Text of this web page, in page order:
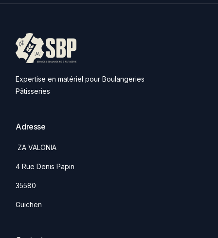
Expertise en matériel pour Boulangeries
Pâtisseries
Adresse
ZA VALONIA
4 Rue Denis Papin
35580
Guichen